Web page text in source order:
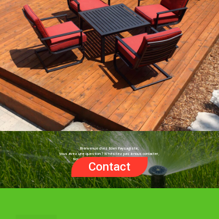
Bienvenue chez Eden Paysagiste,
Vous avez une question ? N'hésitez pas à nous contacter,
Nous nous ferons un plaisir d'y répondre !
Contact